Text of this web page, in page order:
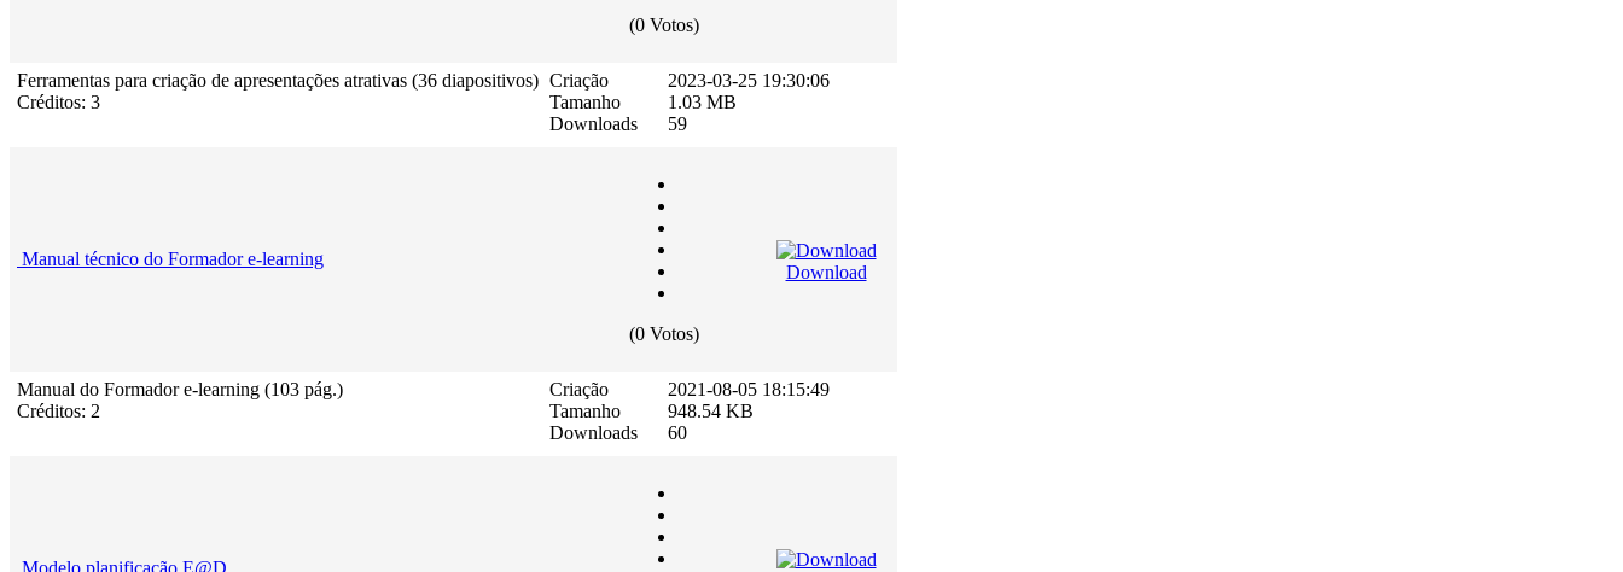
(0 Votos)
Ferramentas para criação de apresentações atrativas (36 diapositivos)
Créditos: 3
Criação
Tamanho
Downloads
2023-03-25 19:30:06
1.03 MB
59
Manual técnico do Formador e-learning
(0 Votos)
Download
Manual do Formador e-learning (103 pág.)
Créditos: 2
Criação
Tamanho
Downloads
2021-08-05 18:15:49
948.54 KB
60